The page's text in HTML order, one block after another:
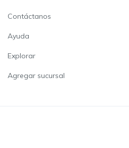
Contáctanos
Ayuda
Explorar
Agregar sucursal